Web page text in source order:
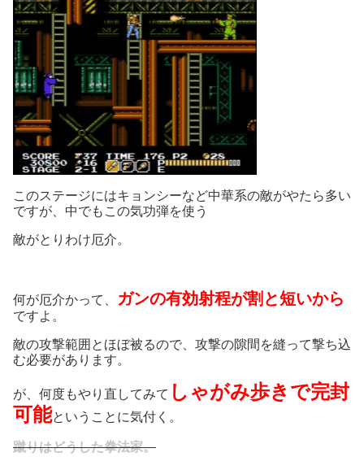
このステージにはキョンシーなど中華系の敵がやたら多い
ですが、中でもこの気功弾を使う
敵がとりわけ厄介。
何が厄介かって、 ガンの有効射程が割と短いから
ですよ。
敵の攻撃範囲とほぼ被るので、攻撃の隙間を縫って撃ち込
む必要があります。
が、何度もやり直してみて しゃがみ歩きで完封
可能ということに気付く。
蹴りはどうした拳法家。